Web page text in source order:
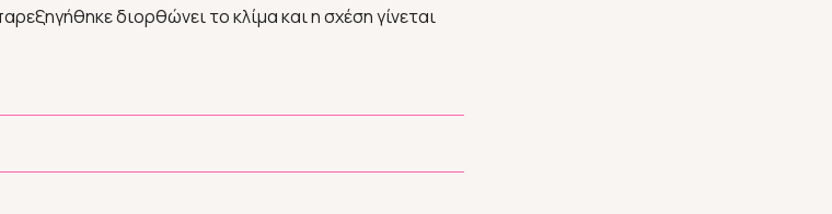
διορθώνει το κλίμα και η σχέση γίνεται